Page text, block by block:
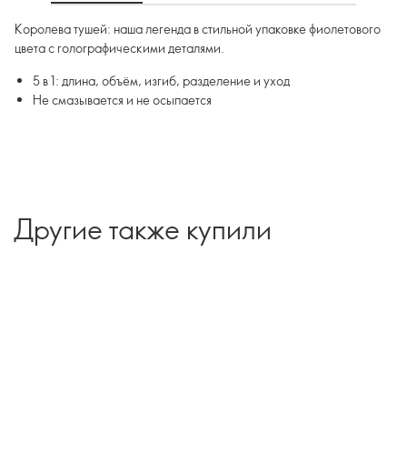
Королева тушей: наша легенда в стильной упаковке фиолетового
цвета с голографическими деталями.
5 в 1: длина, объём, изгиб, разделение и уход
Не смазывается и не осыпается
Другие также купили